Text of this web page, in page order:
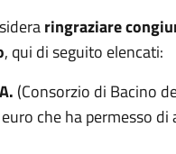
ringraziare
, qui di seguito elencati:
(Consorzio di Bacino
che ha permesso